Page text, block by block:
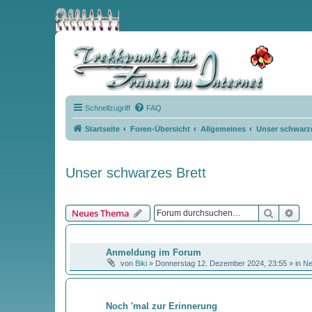
Schnellzugriff FAQ
Startseite Foren-Übersicht Allgemeines Unser
Unser schwarzes Brett
Neues Thema Suche
Anmeldung im Forum
von Biki» Donnerstag 12. Dezember 2024, 23:55» in
Noch 'mal zur Erinnerung